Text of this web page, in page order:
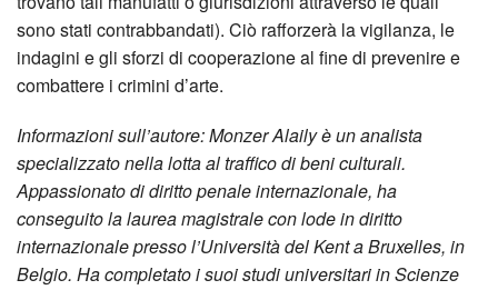
sono stati contrabbandati). Ciò rafforzerà la vigilanza, le
indagini e gli sforzi di cooperazione al fine di prevenire e
combattere i crimini d’arte.
Informazioni sull’autore: Monzer Alaily è un analista
specializzato nella lotta al traffico di beni culturali.
Appassionato di diritto penale internazionale, ha
conseguito la laurea magistrale con lode in diritto
internazionale presso l’Università del Kent a Bruxelles, in
Belgio. Ha completato i suoi studi universitari in Scienze